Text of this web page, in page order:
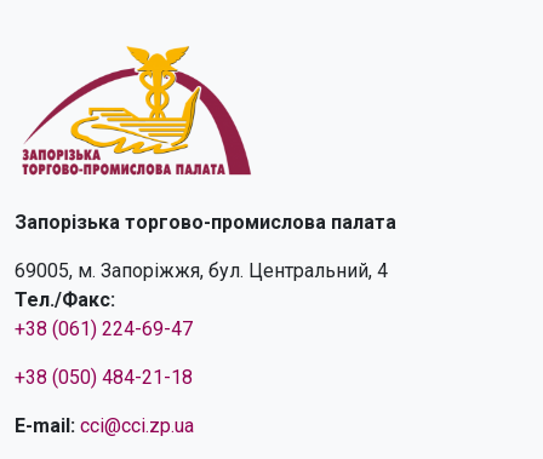
Запорізька торгово-промислова палата
69005, м. Запоріжжя, бул. Центральний, 4
Тел./Факс:
+38 (061) 224-69-47
+38 (050) 484-21-18
E-mail: cci@cci.zp.ua